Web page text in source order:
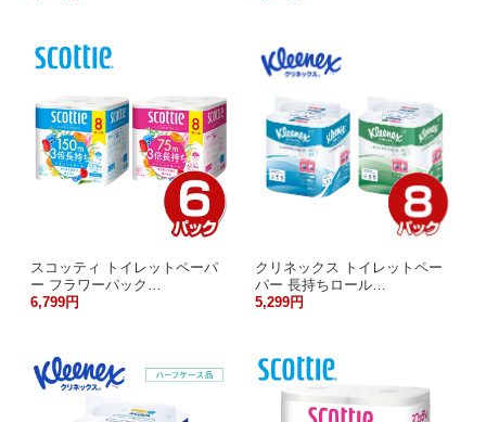
スコッティ トイレットペーパ
ー フラワーパック…
6,799円
クリネックス トイレットペー
パー 長持ちロール…
5,299円